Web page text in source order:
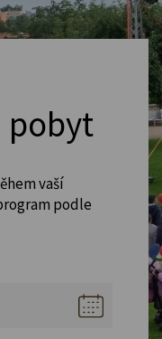
pobyt
vaší
podle